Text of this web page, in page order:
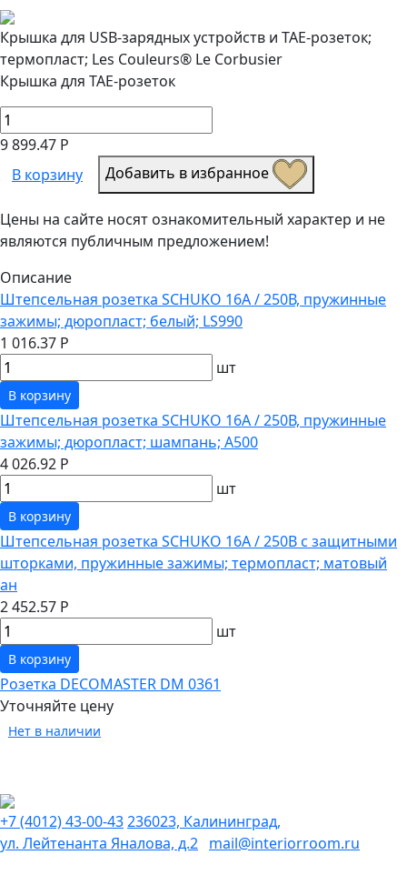
Крышка для USB-зарядных устройств и TAE-розеток;
термопласт; Les Couleurs® Le Corbusier
Крышка для TAE-розеток
9 899.47 Р
В корзину
Добавить в избранное
Цены на сайте носят ознакомительный характер и не
являются публичным предложением!
Описание
Штепсельная розетка SCHUKO 16А / 250В, пружинные
зажимы; дюропласт; белый; LS990
1 016.37 Р
шт
В корзину
Штепсельная розетка SCHUKO 16А / 250В, пружинные
зажимы; дюропласт; шампань; A500
4 026.92 Р
шт
В корзину
Штепсельная розетка SCHUKO 16А / 250В с защитными
шторками, пружинные зажимы; термопласт; матовый
ан
2 452.57 Р
шт
В корзину
Розетка DECOMASTER DM 0361
Уточняйте цену
Нет в наличии
+7 (4012) 43-00-43236023, Калининград,
ул. Лейтенанта Яналова, д.2 mail@interiorroom.ru